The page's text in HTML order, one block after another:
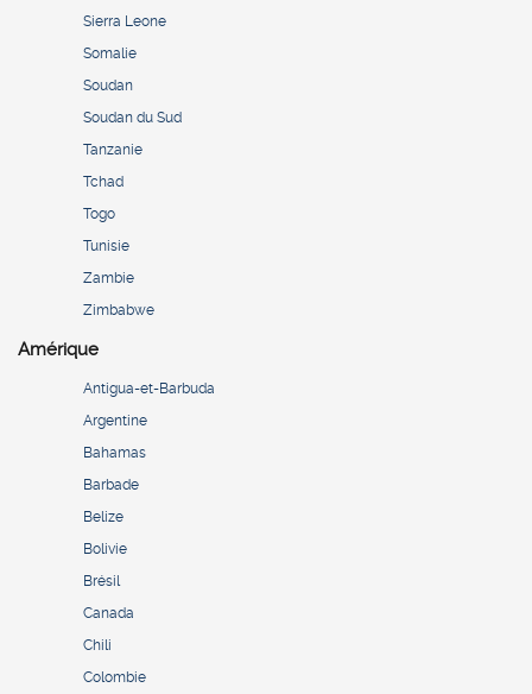
Sierra Leone
Somalie
Soudan
Soudan du Sud
Tanzanie
Tchad
Togo
Tunisie
Zambie
Zimbabwe
Amérique
Antigua-et-Barbuda
Argentine
Bahamas
Barbade
Belize
Bolivie
Brésil
Canada
Chili
Colombie